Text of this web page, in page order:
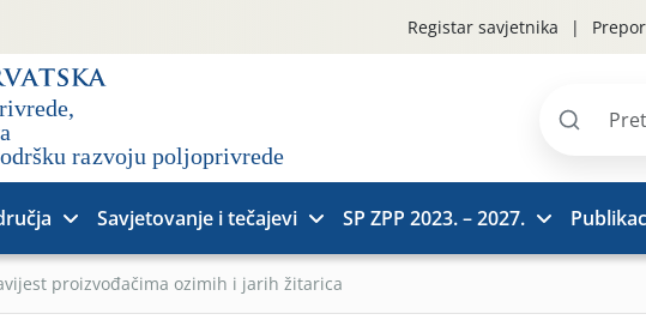
Registar savjetnika
Pretraži
Savjetovanje i tečajevi SP ZPP 2023. – 2027.
proizvođačima ozimih i jarih žitarica